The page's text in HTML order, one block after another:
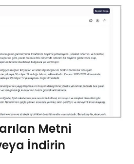
Metni
İndirin